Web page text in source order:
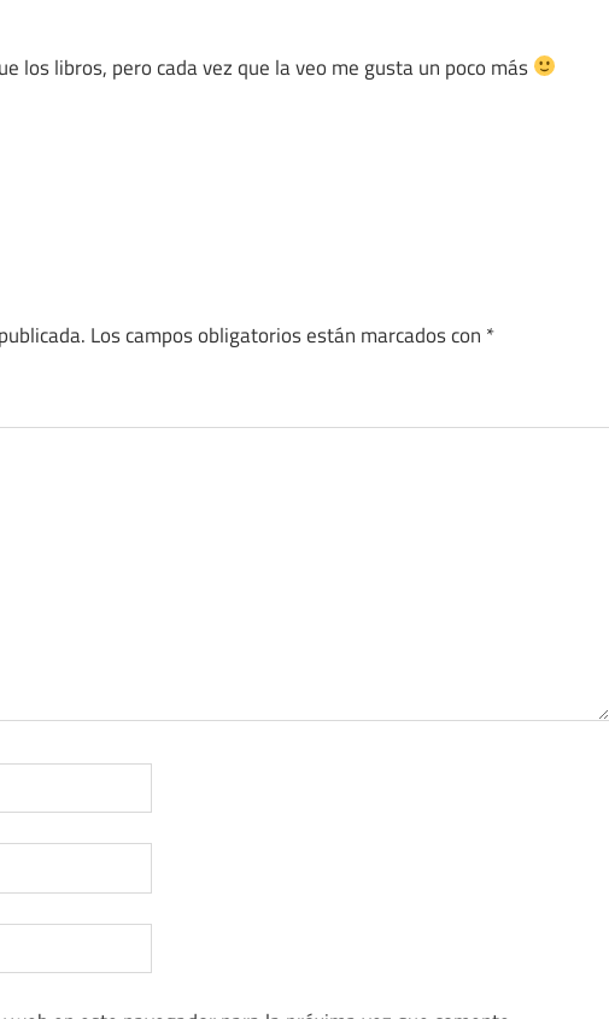
los libros, pero cada vez que la veo me gusta un poco más
Los campos obligatorios están marcados con *